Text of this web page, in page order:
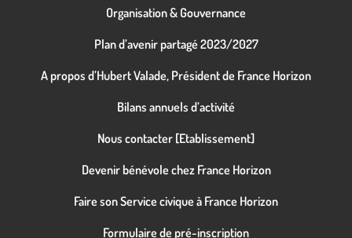
Organisation & Gouvernance
Plan d’avenir partagé 2023/2027
A propos d’Hubert Valade, Président de France Horizon
Bilans annuels d’activité
Nous contacter [Etablissement]
Devenir bénévole chez France Horizon
Faire son Service civique à France Horizon
Formulaire de pré-inscription